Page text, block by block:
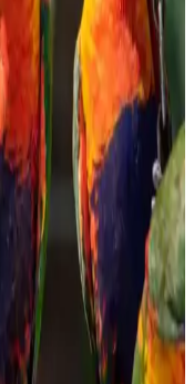
ve doğal üretim
sık tercih
Mısır
ve sağlıklı
seçenekleriyle çeşitli
sofralarınıza lezzet
Tüketici
çeken geniş bir
ön planda olup,
sağlar.